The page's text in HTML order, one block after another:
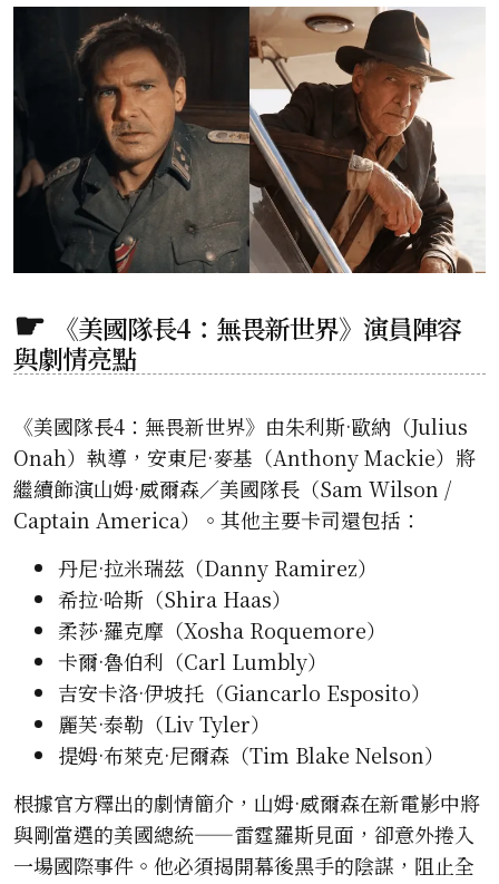
《美國隊長4：無畏新世界》演員陣容
與劇情亮點
《美國隊長4：無畏新世界》由朱利斯·歐納（Julius
Onah）執導，安東尼·麥基（Anthony Mackie）將
繼續飾演山姆·威爾森／美國隊長（Sam Wilson /
Captain America）。其他主要卡司還包括：
丹尼·拉米瑞茲（Danny Ramirez）
希拉·哈斯（Shira Haas）
柔莎·羅克摩（Xosha Roquemore）
卡爾·魯伯利（Carl Lumbly）
吉安卡洛·伊坡托（Giancarlo Esposito）
麗芙·泰勒（Liv Tyler）
提姆·布萊克·尼爾森（Tim Blake Nelson）
根據官方釋出的劇情簡介，山姆·威爾森在新電影中將
與剛當選的美國總統——雷霆羅斯見面，卻意外捲入
一場國際事件。他必須揭開幕後黑手的陰謀，阻止全